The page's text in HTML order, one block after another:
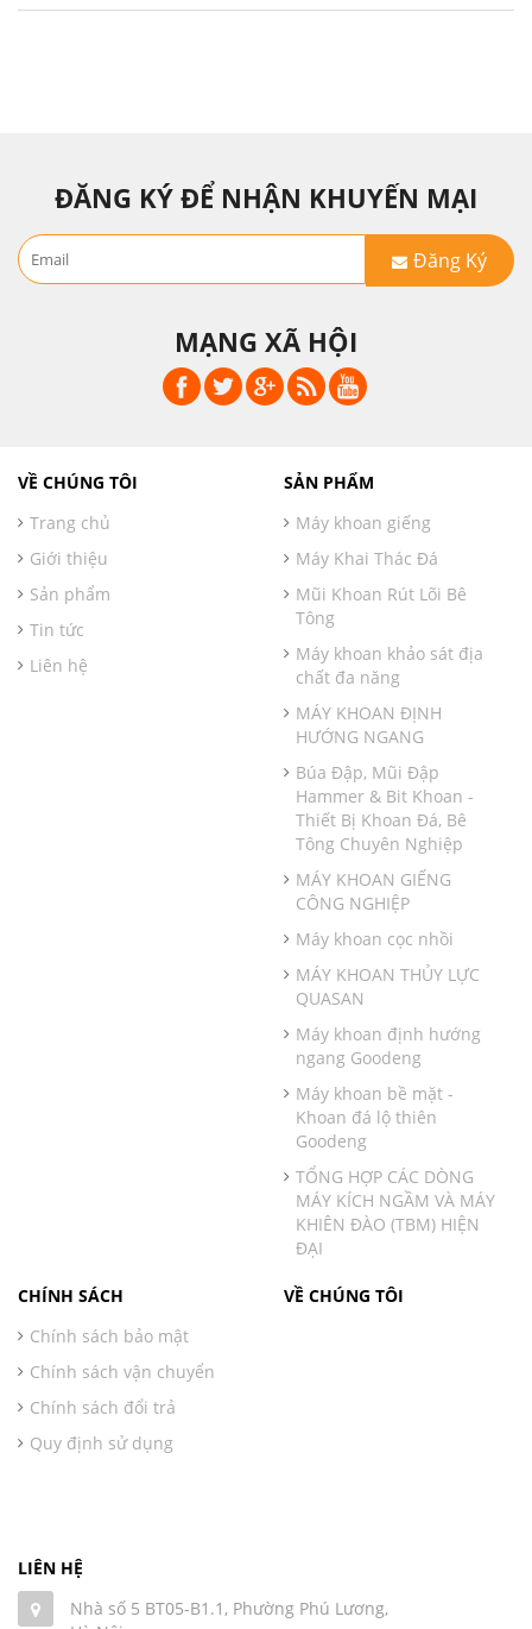
ĐĂNG KÝ ĐỂ NHẬN KHUYẾN MẠI
Đăng Ký
MẠNG XÃ HỘI
VỀ CHÚNG TÔI
Trang chủ
Giới thiệu
Sản phẩm
Tin tức
Liên hệ
SẢN PHẨM
Máy khoan giếng
Máy Khai Thác Đá
Mũi Khoan Rút Lõi Bê
Tông
Máy khoan khảo sát địa
chất đa năng
MÁY KHOAN ĐỊNH
HƯỚNG NGANG
Búa Đập, Mũi Đập
Hammer & Bit Khoan -
Thiết Bị Khoan Đá, Bê
Tông Chuyên Nghiệp
MÁY KHOAN GIẾNG
CÔNG NGHIỆP
Máy khoan cọc nhồi
MÁY KHOAN THỦY LỰC
QUASAN
Máy khoan định hướng
ngang Goodeng
Máy khoan bề mặt -
Khoan đá lộ thiên
Goodeng
TỔNG HỢP CÁC DÒNG
MÁY KÍCH NGẦM VÀ MÁY
KHIÊN ĐÀO (TBM) HIỆN
ĐẠI
CHÍNH SÁCH
Chính sách bảo mật
Chính sách vận chuyển
Chính sách đổi trả
Quy định sử dụng
VỀ CHÚNG TÔI
LIÊN HỆ
Nhà số 5 BT05-B1.1, Phường Phú Lương,